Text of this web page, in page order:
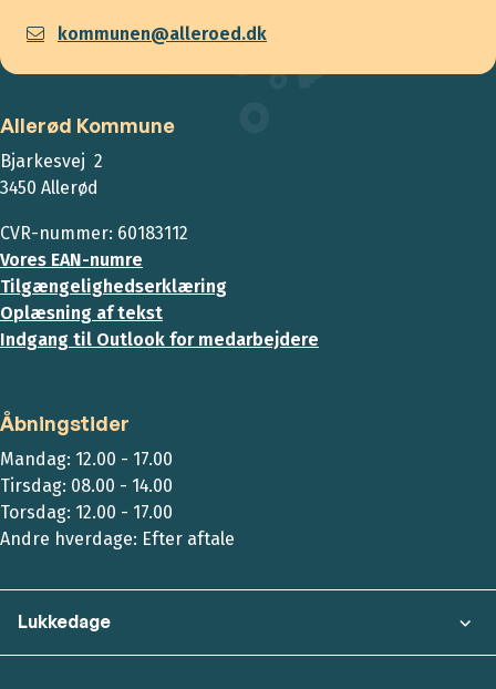
kommunen@alleroed.dk
Allerød Kommune
Bjarkesvej 2
3450 Allerød
CVR-nummer: 60183112
Vores EAN-numre
Tilgængelighedserklæring
Oplæsning af tekst
Indgang til Outlook for medarbejdere
Åbningstider
Mandag: 12.00 - 17.00
Tirsdag: 08.00 - 14.00
Torsdag: 12.00 - 17.00
Andre hverdage: Efter aftale
Lukkedage